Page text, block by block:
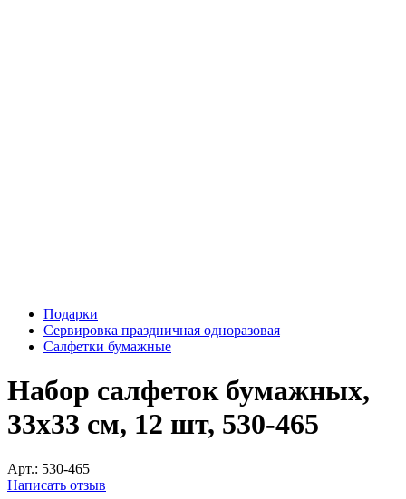
Подарки
Сервировка праздничная одноразовая
Салфетки бумажные
Набор салфеток бумажных,
33x33 см, 12 шт, 530-465
Арт.: 530-465
Написать отзыв